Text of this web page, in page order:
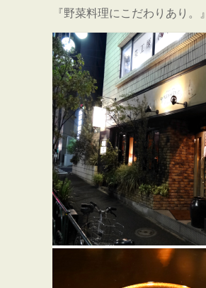
『野菜料理にこだわりあり。』